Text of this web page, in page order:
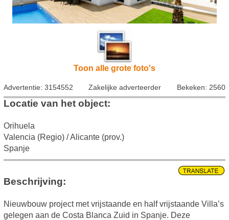
Toon alle grote foto's
Advertentie: 3154552 Zakelijke adverteerder Bekeken: 2560
Locatie van het object:
Orihuela
Valencia (Regio) / Alicante (prov.)
Spanje
Beschrijving:
Nieuwbouw project met vrijstaande en half vrijstaande Villa’s
gelegen aan de Costa Blanca Zuid in Spanje. Deze